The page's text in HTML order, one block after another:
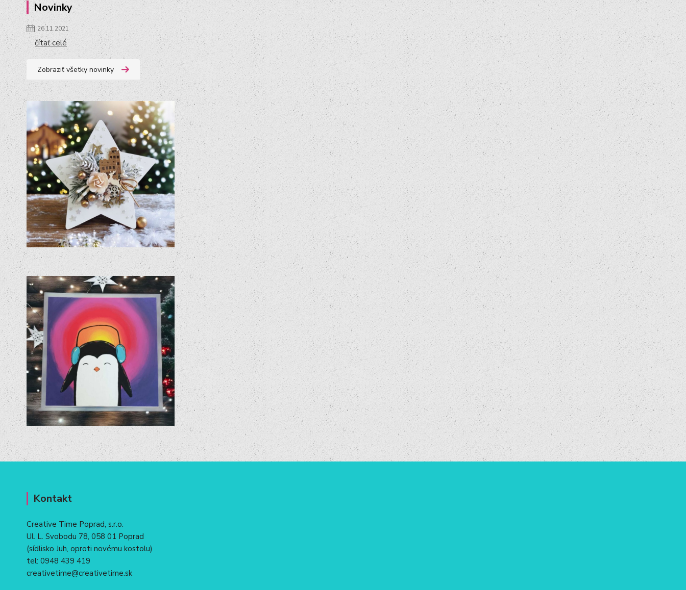
Novinky
26.11.2021
čítať celé
Zobraziť všetky novinky
Kontakt
Creative Time Poprad, s.r.o.
Ul. L. Svobodu 78, 058 01 Poprad
(sídlisko Juh, oproti novému kostolu)
tel: 0948 439 419
creativetime@creativetime.sk